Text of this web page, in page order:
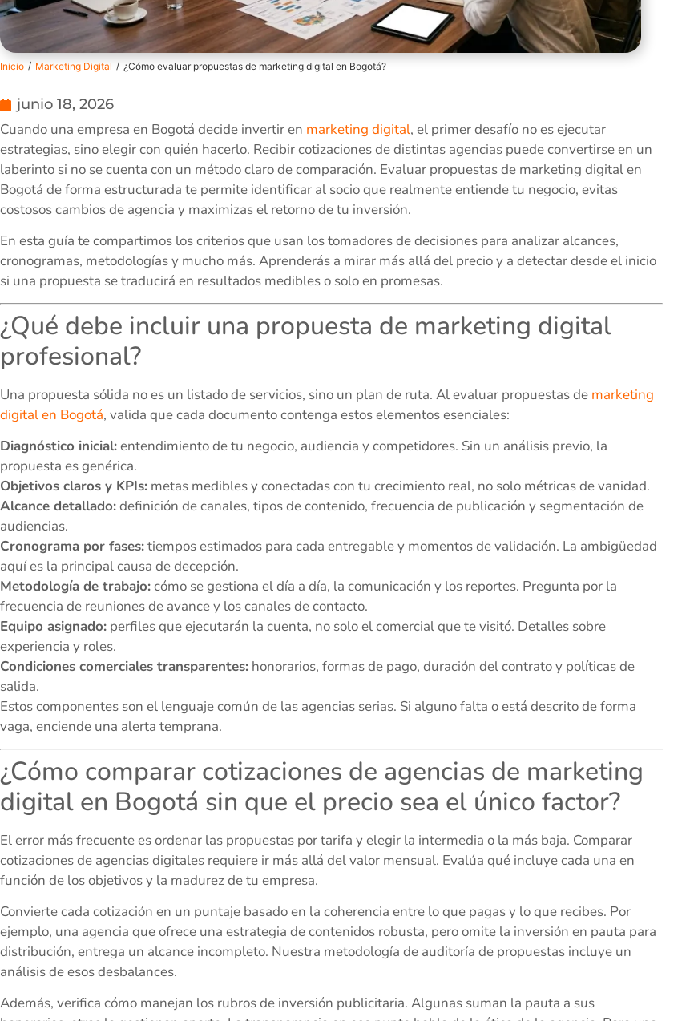
Inicio / Marketing Digital / ¿Cómo evaluar propuestas de marketing digital en Bogotá?
junio 18, 2026
Cuando una empresa en Bogotá decide invertir en marketing digital, el primer desafío no es ejecutar
estrategias, sino elegir con quién hacerlo. Recibir cotizaciones de distintas agencias puede convertirse en un
laberinto si no se cuenta con un método claro de comparación. Evaluar propuestas de marketing digital en
Bogotá de forma estructurada te permite identificar al socio que realmente entiende tu negocio, evitas
costosos cambios de agencia y maximizas el retorno de tu inversión.
En esta guía te compartimos los criterios que usan los tomadores de decisiones para analizar alcances,
cronogramas, metodologías y mucho más. Aprenderás a mirar más allá del precio y a detectar desde el inicio
si una propuesta se traducirá en resultados medibles o solo en promesas.
¿Qué debe incluir una propuesta de marketing digital
profesional?
Una propuesta sólida no es un listado de servicios, sino un plan de ruta. Al evaluar propuestas de marketing
digital en Bogotá, valida que cada documento contenga estos elementos esenciales:
Diagnóstico inicial:entendimiento de tu negocio, audiencia y competidores. Sin un análisis previo, la
propuesta es genérica.
Objetivos claros y KPIs: metas medibles y conectadas con tu crecimiento real, no solo métricas de vanidad.
Alcance detallado:definición de canales, tipos de contenido, frecuencia de publicación y segmentación de
audiencias.
Cronograma por fases:tiempos estimados para cada entregable y momentos de validación. La ambigüedad
aquí es la principal causa de decepción.
Metodología de trabajo:cómo se gestiona el día a día, la comunicación y los reportes. Pregunta por la
frecuencia de reuniones de avance y los canales de contacto.
Equipo asignado: perfiles que ejecutarán la cuenta, no solo el comercial que te visitó. Detalles sobre
experiencia y roles.
Condiciones comerciales transparentes: honorarios, formas de pago, duración del contrato y políticas de
salida.
Estos componentes son el lenguaje común de las agencias serias. Si alguno falta o está descrito de forma
vaga, enciende una alerta temprana.
¿Cómo comparar cotizaciones de agencias de marketing
digital en Bogotá sin que el precio sea el único factor?
El error más frecuente es ordenar las propuestas por tarifa y elegir la intermedia o la más baja. Comparar
cotizaciones de agencias digitales requiere ir más allá del valor mensual. Evalúa qué incluye cada una en
función de los objetivos y la madurez de tu empresa.
Convierte cada cotización en un puntaje basado en la coherencia entre lo que pagas y lo que recibes. Por
ejemplo, una agencia que ofrece una estrategia de contenidos robusta, pero omite la inversión en pauta para
distribución, entrega un alcance incompleto. Nuestra metodología de auditoría de propuestas incluye un
análisis de esos desbalances.
Además, verifica cómo manejan los rubros de inversión publicitaria. Algunas suman la pauta a sus